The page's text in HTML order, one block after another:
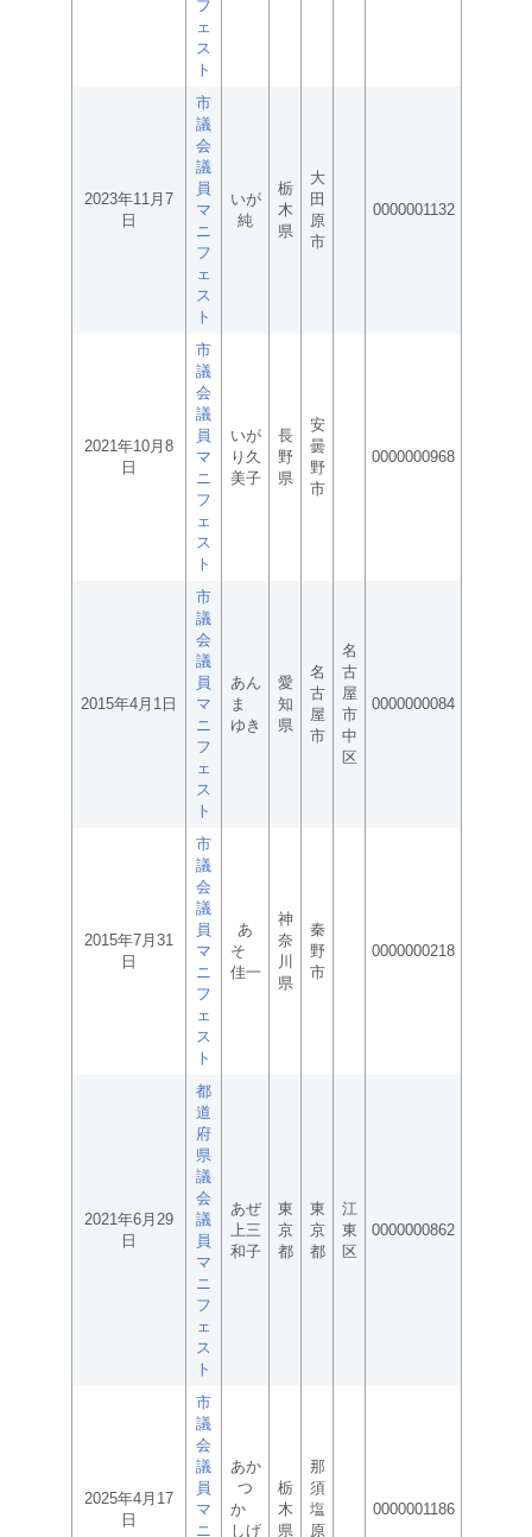
フ
ェ
ス
ト
2023年11月7
日
市
議
会
議
員
マ
ニ
フ
ェ
ス
ト
いが
純
栃
木
県
大
田
原
市
0000001132
2021年10月8
日
市
議
会
議
員
マ
ニ
フ
ェ
ス
ト
いが
り久
美子
長
野
県
安
曇
野
市
0000000968
2015年4月1日
市
議
会
議
員
マ
ニ
フ
ェ
ス
ト
あん
ま
ゆき
愛
知
県
名
古
屋
市
名
古
屋
市
中
区
0000000084
2015年7月31
日
市
議
会
議
員
マ
ニ
フ
ェ
ス
ト
あ
そ
佳一
神
奈
川
県
秦
野
市
0000000218
2021年6月29
日
都
道
府
県
議
会
議
員
マ
ニ
フ
ェ
ス
ト
あぜ
上三
和子
東
京
都
東
京
都
江
東
区
0000000862
2025年4月17
日
市
議
会
議
員
マ
ニ
あか
つ
か
しげ
栃
木
県
那
須
塩
原
0000001186